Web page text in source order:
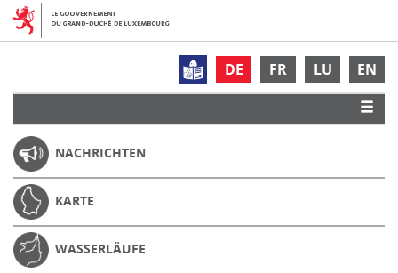
DE FR LU EN
NACHRICHTEN
KARTE
WASSERLÄUFE